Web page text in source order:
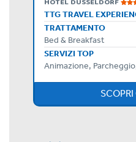
TRATTAMENTO
Bed & Breakfast
SERVIZI TOP
Animazione,
SCOPRI